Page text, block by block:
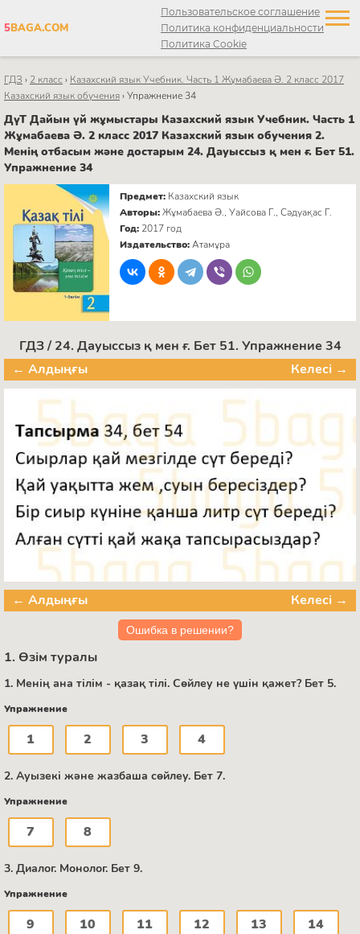
5BAGA.COM
Пользовательское соглашение
Политика конфиденциальности
Политика Cookie
ГДЗ › 2 класс › Казахский язык Учебник. Часть 1 Жұмабаева Ә. 2 класс 2017
Казахский язык обучения›Упражнение 34
ДүТ Дайын үй жұмыстары Казахский язык Учебник. Часть 1
Жұмабаева Ә. 2 класс 2017 Казахский язык обучения 2.
Менің отбасым және достарым 24. Дауыссыз қ мен ғ. Бет 51.
Упражнение 34
Предмет: Казахский язык
Авторы:Жұмабаева Ә., Уайсова Г., Сәдуақас Г.
Год: 2017 год
Издательство:Атамұра
ГДЗ / 24. Дауыссыз қ мен ғ. Бет 51. Упражнение 34
← Алдыңғы
Келесі →
← Алдыңғы Келесі →
Ошибка в решении?
1. Өзім туралы
1. Менің ана тілім - қазақ тілі. Сөйлеу не үшін қажет? Бет 5.
Упражнение
1 2 3 4
2. Ауызекі және жазбаша сөйлеу. Бет 7.
Упражнение
7 8
3. Диалог. Монолог. Бет 9.
Упражнение
9 10 11 12 13 14